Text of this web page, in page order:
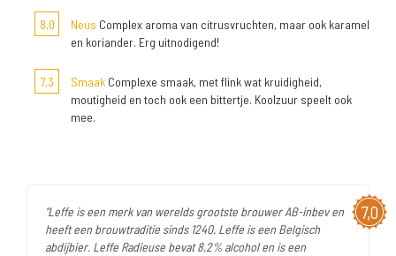
8,0 Neus Complex aroma van citrusvruchten, maar ook karamel
en koriander. Erg uitnodigend!
7,3 Smaak Complexe smaak, met flink wat kruidigheid,
moutigheid en toch ook een bittertje. Koolzuur speelt ook
mee.
7,0
"Leffe is een merk van werelds grootste brouwer AB-inbev en
heeft een brouwtraditie sinds 1240. Leffe is een Belgisch
abdijbier. Leffe Radieuse bevat 8,2% alcohol en is een